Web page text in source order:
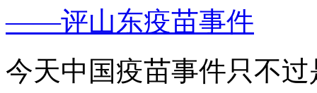
——评山东疫苗事件
今天中国疫苗事件只不